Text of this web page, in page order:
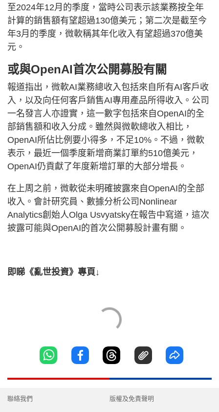
至2024年12月的季度，當時公司表示該業務按全年
計算的銷售額有望超過130億美元；第二次是截至今
年3月的季度，微軟稱其年化收入有望超過370億美
元。
或與OpenAI首次公開募股有關
報道指出，微軟AI業務總收入包括來自所有AI客戶收
入，以及向任何客戶銷售AI專用產品所得收入。公司
一名發言人亦證實，這一數字包括來自OpenAI的全
部銷售額和收入分成。雖然與微軟總收入相比，
OpenAI所佔比例要小得多，不足10%。不過，微軟
表示，最近一個季度新增商業訂單約510億美元，
OpenAI仍貢獻了年度新增訂單的大部分增長。
在上周之前，微軟從未明確披露來自OpenAI的全部
收入。會計研究員、數據分析公司Nonlinear
Analytics創始人Olga Usvyatsky在報告中寫道，這次
披露可能與OpenAI的首次公開募股計畫有關。
即睇《亂世投資》專頁↓
聯絡我們 版權及免責聲明